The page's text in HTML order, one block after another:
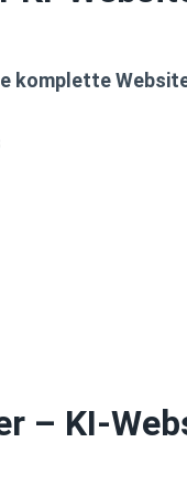
komplette
– KI-